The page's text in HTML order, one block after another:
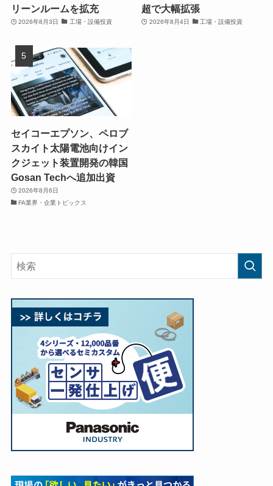
リーンルームを拡充
2026年8月3日 工場・設備投資
超で大幅拡張
2026年8月4日 工場・設備投資
セイコーエプソン、ペロブ
スカイト太陽電池向けイン
クジェット装置開発の韓国
Gosan Techへ追加出資
2026年8月6日
FA業界・企業トピックス